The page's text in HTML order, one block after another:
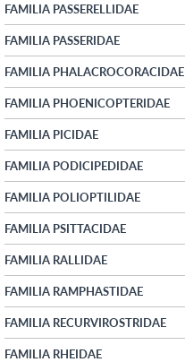
FAMILIA PASSERELLIDAE
FAMILIA PASSERIDAE
FAMILIA PHALACROCORACIDAE
FAMILIA PHOENICOPTERIDAE
FAMILIA PICIDAE
FAMILIA PODICIPEDIDAE
FAMILIA POLIOPTILIDAE
FAMILIA PSITTACIDAE
FAMILIA RALLIDAE
FAMILIA RAMPHASTIDAE
FAMILIA RECURVIROSTRIDAE
FAMILIA RHEIDAE